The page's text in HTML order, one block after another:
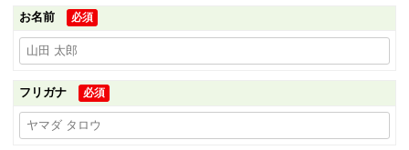
お名前 必須
フリガナ 必須